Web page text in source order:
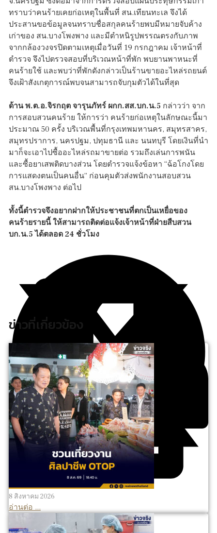
ทราบว่าคนร้ายเคยก่อเหตุในพื้นที่ สน.เทียนทะเล จึงได้
ประสานขอข้อมูลจนทราบชื่อสกุลคนร้ายพบมีหมายจับค้าง
เก่าของ สน.บางโพงพาง และมีตำหนิรูปพรรณตรงกับภาพ
จากกล้องวงจรปิดตามเหตุเมื่อวันที่ 19 กรกฎาคม เจ้าหน้าที่
ตำรวจ จึงไปตรวจสอบที่บริเวณหน้าที่พัก พบยานพาหนะที่
คนร้ายใช้ และพบว่าที่พักดังกล่าวเป็นร้านขายอะไหล่รถยนต์
จึงเฝ้าสังเกตุการณ์พบจนสามารถจับกุมตัวได้ในที่สุด
ด้าน พ.ต.อ.จิรกฤต จารุนภัทร์ ผกก.สส.บก.น.5 กล่าวว่า จาก
การสอบสวนคนร้าย ให้การว่า คนร้ายก่อเหตุในลักษณะนี้มา
ประมาณ 50 ครั้ง บริเวณพื้นที่กรุงเทพมหานคร, สมุทรสาคร,
สมุทรปราการ, นครปฐม, ปทุมธานี และ นนทบุรี โดยเงินที่นำ
มาก็จะเอาไปซื้ออะไหล่รถมาขายต่อ รวมถึงเล่นการพนัน
และซื้อยาเสพติดบางส่วน โดยตำรวจแจ้งข้อหา “ฉ้อโกงโดย
การแสดงตนเป็นคนอื่น” ก่อนคุมตัวส่งพนักงานสอบสวน
สน.บางโพงพาง ต่อไป
ทั้งนี้ตำรวจจึงอยากฝากให้ประชาชนที่ตกเป็นเหยื่อของ
คนร้ายรายนี้ ให้สามารถติดต่อแจ้งเจ้าหน้าที่ฝ่ายสืบสวน
บก.น.5 ได้ตลอด 24 ชั่วโมง
ข่าวที่เกี่ยวข้อง
8 สิงหาคม 2026
อ่านต่อ ...